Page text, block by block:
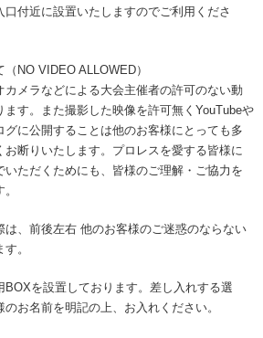
付近に設置いたしますのでご利用くださ
NO VIDEO ALLOWED）
メラなどによる大会主催者の許可のない動
す。また撮影した映像を許可無くYouTubeや
グに公開することは他のお客様にとっても多
お断りいたします。プロレスを愛する皆様に
ただくためにも、皆様のご理解・ご協力を
、前後左右 他のお客様のご迷惑のならない
。
を設置しております。差し入れする選
お名前を明記の上、お入れください。